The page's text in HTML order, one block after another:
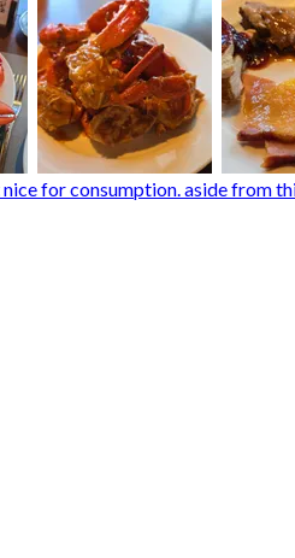
for consumption. aside from